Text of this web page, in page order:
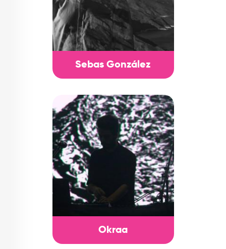
Sebas González
Okraa